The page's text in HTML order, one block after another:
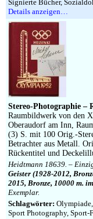
Signierte Bücher,
Details anzeigen…
Stereo-Photographie –
Raumbildwerk von den
Oberaudorf am Inn,
(3) S. mit 100 Orig.-
Betrachter aus Metall.
Rückentitel und
Heidtmann 18639. –
Geister (1928-2012,
2015, Bronze, 10000 m.
Exemplar.
Schlagwörter:
Sport Photography, Sport-